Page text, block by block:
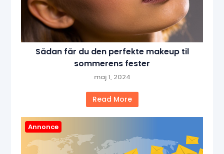
Sådan får du den perfekte makeup til
sommerens fester
maj 1, 2024
Read More
Annonce